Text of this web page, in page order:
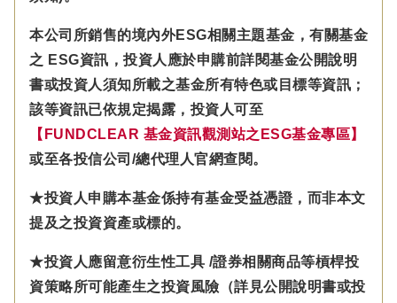
本公司所銷售的境內外ESG相關主題基金，有關基金
之 ESG資訊，投資人應於申購前詳閱基金公開說明
書或投資人須知所載之基金所有特色或目標等資訊；
該等資訊已依規定揭露，投資人可至
【FUNDCLEAR 基金資訊觀測站之ESG基金專區】
或至各投信公司/總代理人官網查閱。
★投資人申購本基金係持有基金受益憑證，而非本文
提及之投資資產或標的。
★投資人應留意衍生性工具 /證券相關商品等槓桿投
資策略所可能產生之投資風險（詳見公開說明書或投